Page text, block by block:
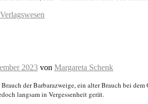
2023 von Margareta Schenk
der Barbarazweige,ein alter Brauch bei dem
langsam in Vergessenheit gerät.